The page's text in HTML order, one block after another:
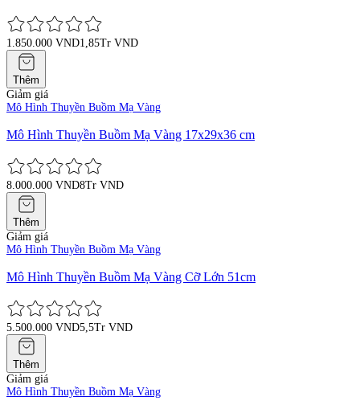
1.850.000 VND1,85Tr VND
Thêm
Giảm giá
Mô Hình Thuyền Buồm Mạ Vàng
Mô Hình Thuyền Buồm Mạ Vàng 17x29x36 cm
8.000.000 VND8Tr VND
Thêm
Giảm giá
Mô Hình Thuyền Buồm Mạ Vàng
Mô Hình Thuyền Buồm Mạ Vàng Cỡ Lớn 51cm
5.500.000 VND5,5Tr VND
Thêm
Giảm giá
Mô Hình Thuyền Buồm Mạ Vàng